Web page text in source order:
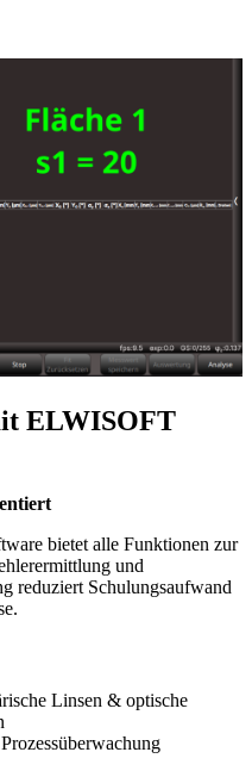
ELWISOFT
bietet alle Funktionen zur
und
reduziert Schulungsaufwand
Linsen & optische